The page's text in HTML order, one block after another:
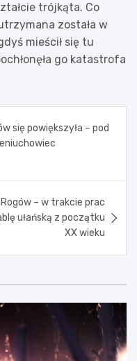
trójkąta. Co
została w
mieścił się tu
go katastrofa
się powiększyła – pod
– w trakcie prac
ułańską z początku
XX wieku